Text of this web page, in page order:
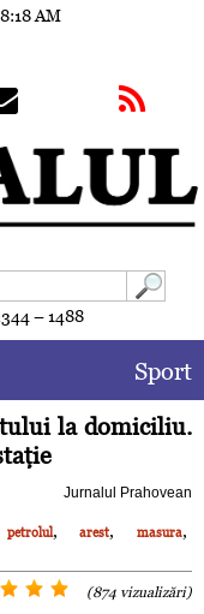
AM
– 1488
Sport
la domiciliu.
Jurnalul Prahovean
petrolul, arest, masura,
(874 vizualizări)